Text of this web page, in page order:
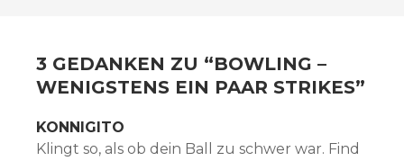
3 GEDANKEN ZU “BOWLING –
WENIGSTENS EIN PAAR STRIKES”
KONNIGITO
Klingt so, als ob dein Ball zu schwer war. Find